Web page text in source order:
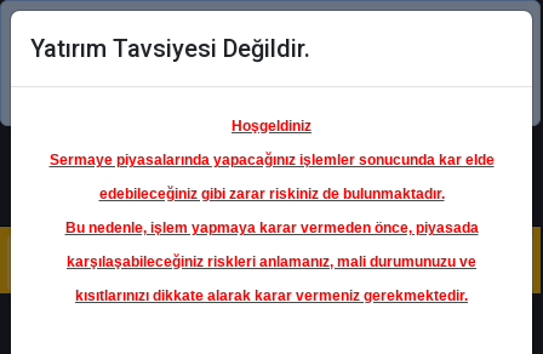
Şimdi uygulamayı indirin!
Yatırım Tavsiyesi Değildir.
Hoşgeldiniz
Sermaye piyasalarında yapacağınız işlemler sonucunda kar elde
edebileceğiniz gibi zarar riskiniz de bulunmaktadır.
Bu nedenle, işlem yapmaya karar vermeden önce, piyasada
karşılaşabileceğiniz riskleri anlamanız, mali durumunuzu ve
kısıtlarınızı dikkate alarak karar vermeniz gerekmektedir.